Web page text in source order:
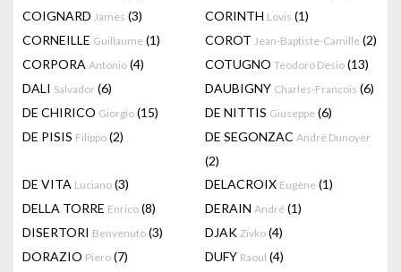
COIGNARD James (3) CORINTH Lovis (1)
CORNEILLE Guillaume (1) COROT Jean-Baptiste-Camille (2)
CORPORA Antonio (4) COTUGNO Teodoro Desio (13)
DALI Salvador (6) DAUBIGNY Charles-Francois (6)
DE CHIRICO Giorgio (15) DE NITTIS Giuseppe (6)
DE PISIS Filippo (2) DE SEGONZAC André Dunoyer
(2)
DE VITA Luciano (3) DELACROIX Eugène (1)
DELLA TORRE Enrico (8) DERAIN André (1)
DISERTORI Benvenuto (3) DJAK Zivko (4)
DORAZIO Piero (7) DUFY Raoul (4)